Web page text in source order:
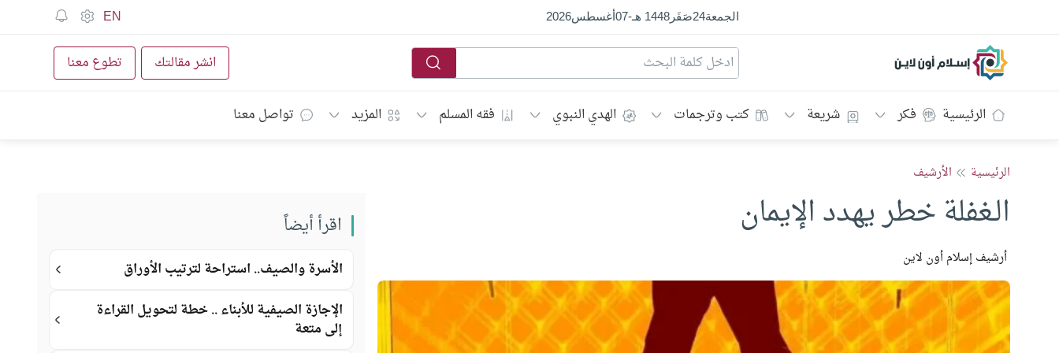
الجمعة24صَفَر1448 هـ -
07أغسطس2026
EN
إسلام أون لاين انشر مقالتك تطوع معنا
الرئيسية فكر شريعة كتب وترجمات الهدي النبوي فقه المسلم المزيد تواصل معنا
الرئيسية الأرشيف
الـغفلة خطر يهدد الإيمان
أرشيف إسلام أون لاين
اقرأ أيضاً
الأسرة والصيف.. استراحة لترتيب الأوراق
الإجازة الصيفية للأبناء .. خطة لتحويل القراءة
إلى متعة